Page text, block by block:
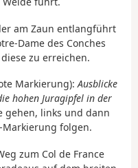
am Zaun entlangführt
Dame des Conches
zu erreichen.
Markierung):Ausblicke
hohen Juragipfel in der
gehen, links und dann
Markierung folgen.
zum Col de France